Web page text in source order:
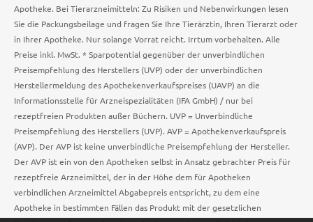
Apotheke. Bei Tierarzneimitteln: Zu Risiken und Nebenwirkungen lesen
Sie die Packungsbeilage und fragen Sie Ihre Tierärztin, Ihren Tierarzt oder
in Ihrer Apotheke. Nur solange Vorrat reicht. Irrtum vorbehalten. Alle
Preise inkl. MwSt. * Sparpotential gegenüber der unverbindlichen
Preisempfehlung des Herstellers (UVP) oder der unverbindlichen
Herstellermeldung des Apothekenverkaufspreises (UAVP) an die
Informationsstelle für Arzneispezialitäten (IFA GmbH) / nur bei
rezeptfreien Produkten außer Büchern. UVP = Unverbindliche
Preisempfehlung des Herstellers (UVP). AVP = Apothekenverkaufspreis
(AVP). Der AVP ist keine unverbindliche Preisempfehlung der Hersteller.
Der AVP ist ein von den Apotheken selbst in Ansatz gebrachter Preis für
rezeptfreie Arzneimittel, der in der Höhe dem für Apotheken
verbindlichen Arzneimittel Abgabepreis entspricht, zu dem eine
Apotheke in bestimmten Fällen das Produkt mit der gesetzlichen